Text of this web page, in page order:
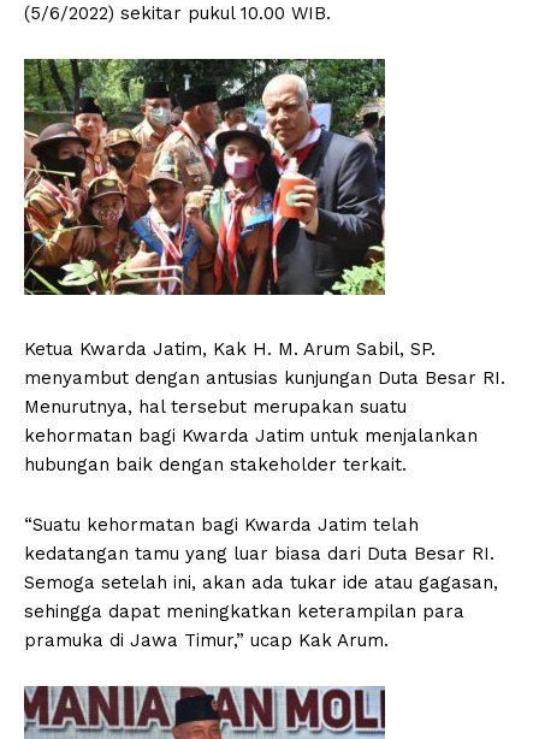
(5/6/2022) sekitar pukul 10.00 WIB.
Ketua Kwarda Jatim, Kak H. M. Arum Sabil, SP.
menyambut dengan antusias kunjungan Duta Besar RI.
Menurutnya, hal tersebut merupakan suatu
kehormatan bagi Kwarda Jatim untuk menjalankan
hubungan baik dengan stakeholder terkait.
“Suatu kehormatan bagi Kwarda Jatim telah
kedatangan tamu yang luar biasa dari Duta Besar RI.
Semoga setelah ini, akan ada tukar ide atau gagasan,
sehingga dapat meningkatkan keterampilan para
pramuka di Jawa Timur,” ucap Kak Arum.